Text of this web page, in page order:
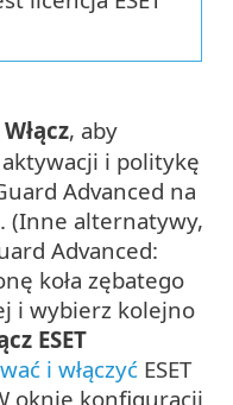
Włącz, aby
i politykę
Advanced na
(Inne alternatywy,
Advanced:
koła zębatego
i wybierz kolejno
ESET
i włączyć ESET
oknie konfiguracji